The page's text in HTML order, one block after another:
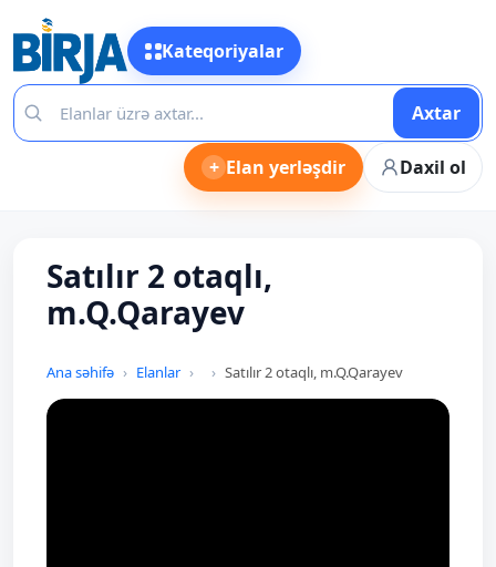
Kateqoriyalar
Axtar
+ Elan yerləşdir Daxil ol
Satılır 2 otaqlı,
m.Q.Qarayev
Ana səhifə Elanlar Satılır 2 otaqlı, m.Q.Qarayev